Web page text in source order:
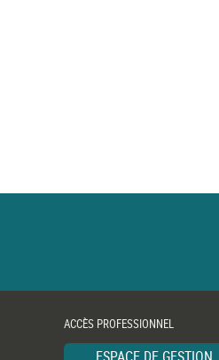
ACCÈS PROFESSIONNEL